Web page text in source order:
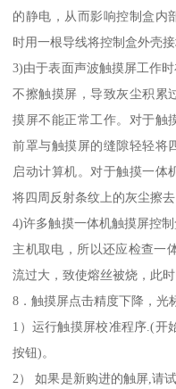
的静电，从而影响控制盒内
时用一根导线将控制盒外壳
3)由于表面声波触摸屏工作
不擦触摸屏，导致灰尘积累
摸屏不能正常工作。对于触
前罩与触摸屏的缝隙轻轻将
启动计算机。对于触摸一体
将四周反射条纹上的灰尘擦
4)许多触摸一体机触摸屏控
主机取电，所以还应检查一
流过大，致使熔丝被烧，此时
8．触摸屏点击精度下降，光
1）运行触摸屏校准程序.(开
按钮)。
2） 如果是新购进的触屏,请